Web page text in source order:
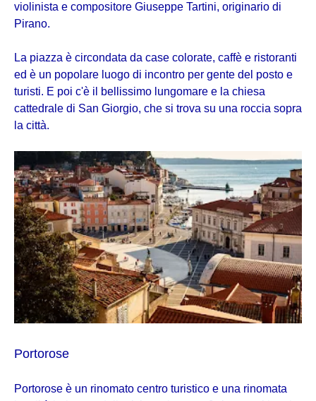
violinista e compositore Giuseppe Tartini, originario di
Pirano.
La piazza è circondata da case colorate, caffè e ristoranti
ed è un popolare luogo di incontro per gente del posto e
turisti. E poi c'è il bellissimo lungomare e la chiesa
cattedrale di San Giorgio, che si trova su una roccia sopra
la città.
Portorose
Portorose è un rinomato centro turistico e una rinomata